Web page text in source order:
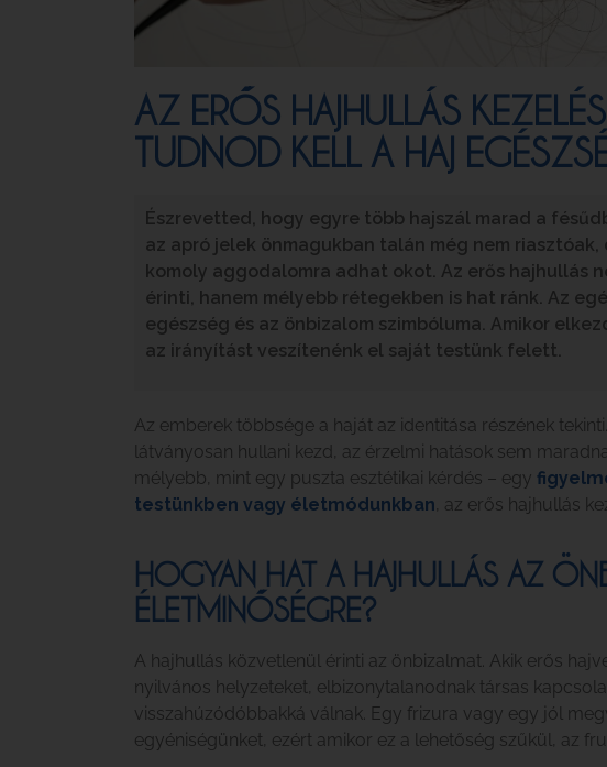
AZ ERŐS HAJHULLÁS
TUDNOD KELL A HAJ
Észrevetted, hogy egyre több hajszál marad a
az apró jelek önmagukban talán még nem
komoly aggodalomra adhat okot. Az erős hajhullás
érinti, hanem mélyebb rétegekben is hat ránk. Az
egészség és az önbizalom szimbóluma. Amikor
az irányítást veszítenénk el saját testünk felett.
Az emberek többsége a haját az identitása részének
látványosan hullani kezd, az érzelmi hatások sem
mélyebb, mint egy puszta esztétikai kérdés – egy
testünkben vagy életmódunkban , az erős hajhullás
HOGYAN HAT A HAJHULLÁS AZ
ÉLETMINŐSÉGRE?
A hajhullás közvetlenül érinti az önbizalmat. Akik erős
nyilvános helyzeteket, elbizonytalanodnak társas
visszahúzódóbbakká válnak. Egy frizura vagy egy jól
egyéniségünket, ezért amikor ez a lehetőség szűkül, az